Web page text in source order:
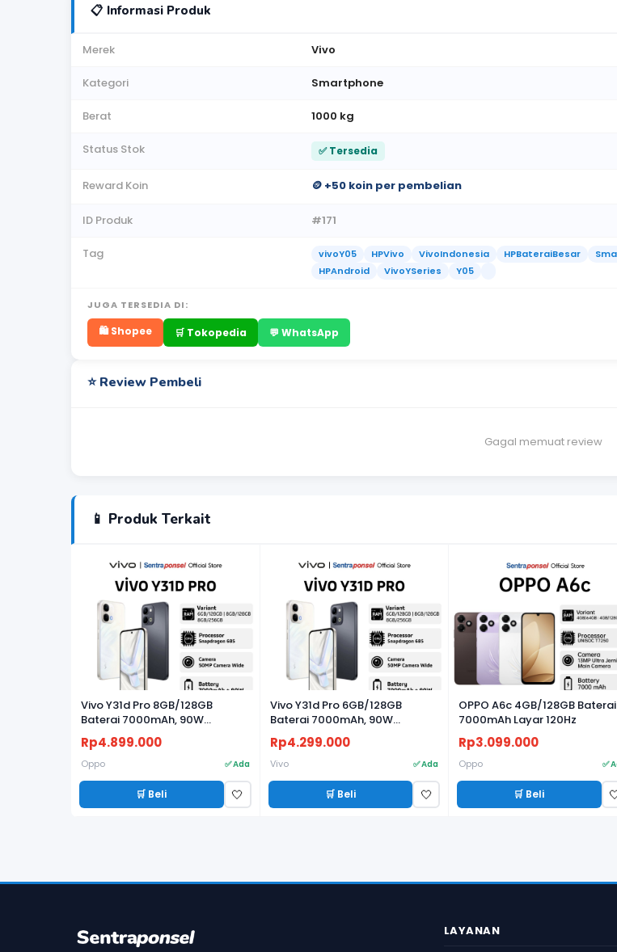
📋 Informasi Produk
Merek Vivo
Kategori Smartphone
Berat 1000 kg
Status Stok ✅ Tersedia
Reward Koin 🪙 +50 koin per pembelian
ID Produk #171
Tag vivoY05 HPVivo VivoIndonesia HPBateraiBesar
HPAndroid
VivoYSeries Y05
JUGA TERSEDIA DI:
🛍️ Shopee 🛒 Tokopedia 💬 WhatsApp
⭐ Review Pembeli
Gagal memuat review
📱 Produk Terkait
Vivo Y31d Pro 8GB/128GB
Baterai 7000mAh, 90W
FlashCharge, Kamera 50MP
Rp4.899.000
Oppo ✅ Ada
🛒 Beli 🤍
Vivo Y31d Pro 6GB/128GB
Baterai 7000mAh, 90W
FlashCharge, Kamera 50MP
Rp4.299.000
Vivo ✅ Ada
🛒 Beli 🤍
OPPO A6c 4GB/128GB Baterai
7000mAh Layar 120Hz
Rp3.099.000
Oppo ✅
🛒 Beli
LAYANAN